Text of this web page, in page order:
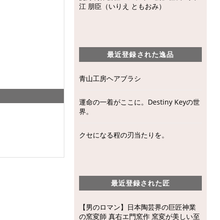
江 朋臣（いりえ ともおみ）
最近登録された逸品
青山工房ヘアブラシ
運命の一着がここに。Destiny Keyの世
界。
クセになる程の刃当たりを。
最近登録された匠
【男のロマン】日本陶芸界の巨匠神業
の窯変師 真右エ門窯作 窯変が美しい至